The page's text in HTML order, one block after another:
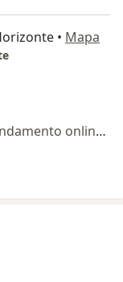
• Mapa
Esse especialista não oferece agendamento online para esse endereço.